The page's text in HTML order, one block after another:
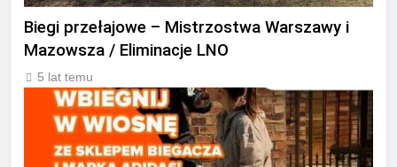
Biegi przełajowe – Mistrzostwa Warszawy i
Mazowsza / Eliminacje LNO
5 lat temu